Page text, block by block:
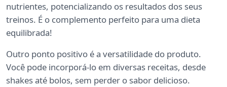
nutrientes, potencializando os resultados dos seus
treinos. É o complemento perfeito para uma dieta
equilibrada!
Outro ponto positivo é a versatilidade do produto.
Você pode incorporá-lo em diversas receitas, desde
shakes até bolos, sem perder o sabor delicioso.